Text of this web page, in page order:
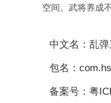
空间。武将养成
中文名：乱
包名：
备案号：粤